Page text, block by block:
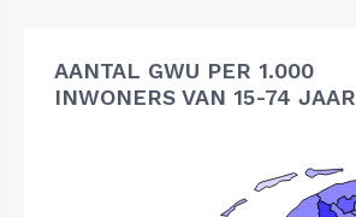
AANTAL GWU PER 1.000
INWONERS VAN 15-74 JAAR